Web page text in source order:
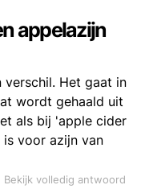
appelazijn
verschil. Het gaat in
wordt gehaald uit
als bij 'apple cider
is voor azijn van
Bekijk volledig antwoord